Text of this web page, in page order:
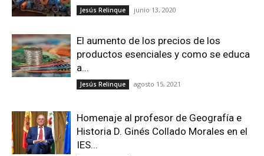
Jesús Relinque junio 13, 2020
El aumento de los precios de los
productos esenciales y como se educa
a...
Jesús Relinque agosto 15, 2021
Homenaje al profesor de Geografía e
Historia D. Ginés Collado Morales en el
IES...